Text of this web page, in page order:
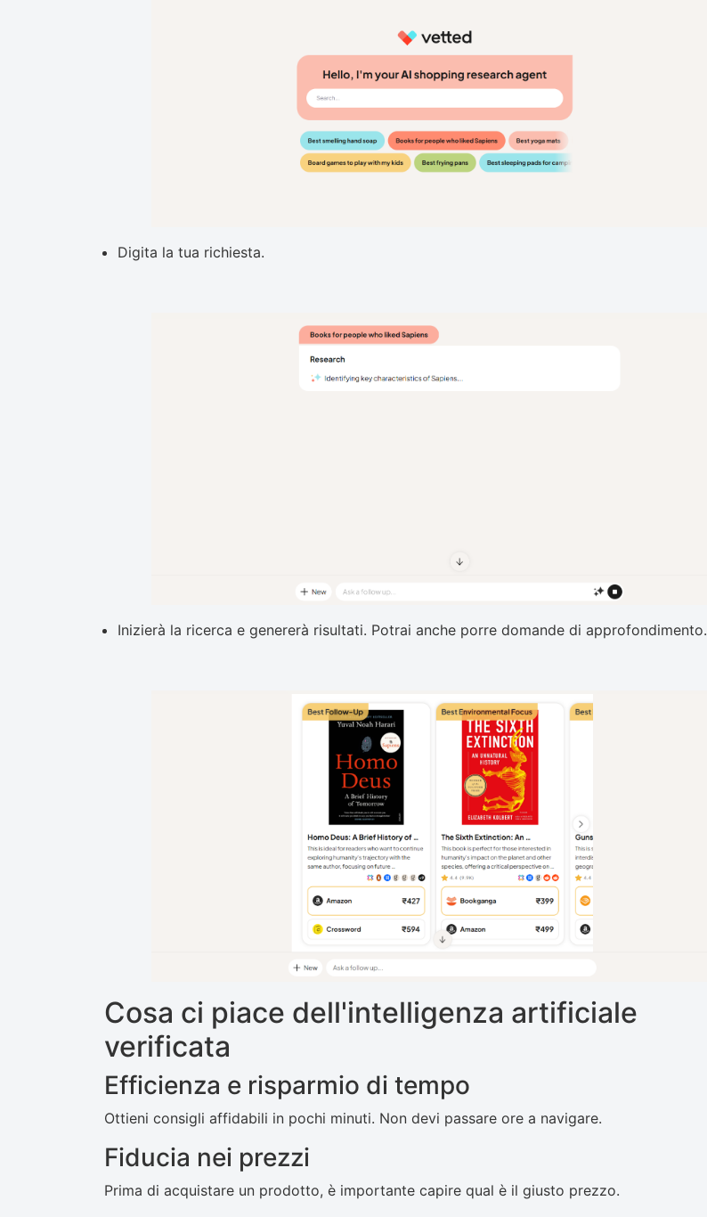
Digita la tua richiesta.
Inizierà la ricerca e genererà risultati. Potrai anche porre domande di approfondimento.
Cosa ci piace dell'intelligenza artificiale
verificata
Efficienza e risparmio di tempo
Ottieni consigli affidabili in pochi minuti. Non devi passare ore a navigare.
Fiducia nei prezzi
Prima di acquistare un prodotto, è importante capire qual è il giusto prezzo.